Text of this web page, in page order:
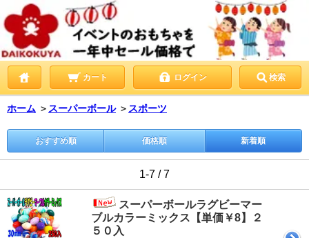
カート ログイン 検索
ホーム ＞ スーパーボール ＞ スポーツ
おすすめ順 価格順 新着順
1-7 / 7
スーパーボールラグビーマー
ブルカラーミックス【単価￥8】２
５０入